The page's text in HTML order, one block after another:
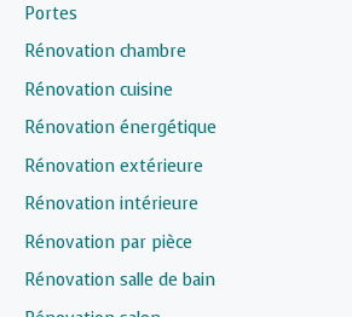
Portes
Rénovation chambre
Rénovation cuisine
Rénovation énergétique
Rénovation extérieure
Rénovation intérieure
Rénovation par pièce
Rénovation salle de bain